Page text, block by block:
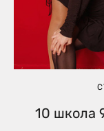
10 школа